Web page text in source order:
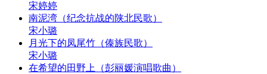
宋婷婷
南泥湾（纪念抗战的陕北民歌）
宋小璐
月光下的凤尾竹（傣族民歌）
宋小璐
在希望的田野上（彭丽媛演唱歌曲）